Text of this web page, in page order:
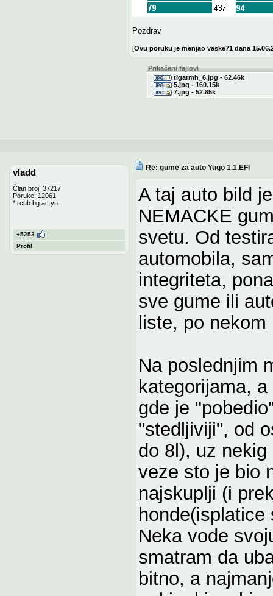
Pozdrav
[Ovu poruku je menjao vaske71 dana
Prikačeni fajlovi
tigarmh_6.jpg - 62.46k
5.jpg - 160.15k
7.jpg - 52.85k
vladd
Član broj: 37217
Poruke: 12061
*.rcub.bg.ac.yu.
+5253
Profil
Re: gume za auto Yugo 1.1.EFI
A taj auto bild
NEMACKE
svetu. Od
automobila,
integriteta,
sve gume ili
liste, po
Na poslednjim
kategorijama,
gde je
"stedljiviji", od
do 8l), uz
veze sto je bio
najskuplji (i
Neka vode
smatram da
bitno, a